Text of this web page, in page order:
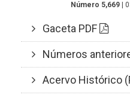
Número 5,669 |
Gaceta PDF
Números
Acervo Histórico